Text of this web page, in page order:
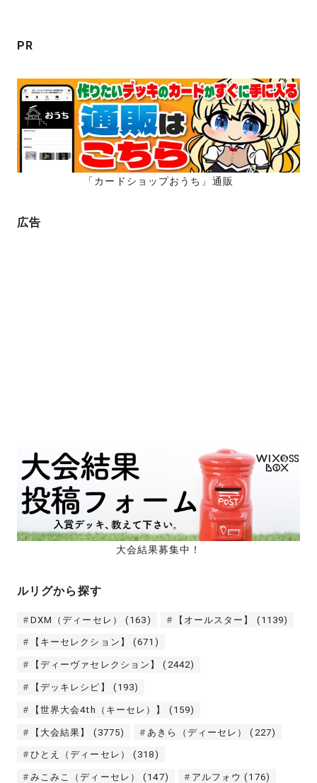
ン
PR
「カードショップおうち」通販
広告
大会結果募集中！
ルリグから探す
DXM（ディーセレ） (163) 【オールスター】 (1139)
【キーセレクション】 (671)
【ディーヴァセレクション】 (2442)
【デッキレシピ】 (193)
【世界大会4th（キーセレ）】 (159)
【大会結果】 (3775) あきら（ディーセレ） (227)
ひとえ（ディーセレ） (318)
みこみこ（ディーセレ） (147) アルフォウ (176)